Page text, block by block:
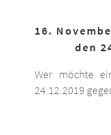
16.
den
Wer möchte
24.12.2019